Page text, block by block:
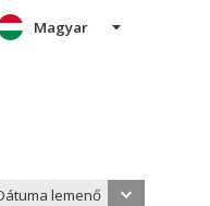
Magyar
lemenő